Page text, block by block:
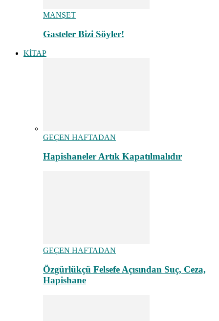
MANŞET
Gasteler Bizi Söyler!
KİTAP
GEÇEN HAFTADAN
Hapishaneler Artık Kapatılmalıdır
GEÇEN HAFTADAN
Özgürlükçü Felsefe Açısından Suç, Ceza,
Hapishane